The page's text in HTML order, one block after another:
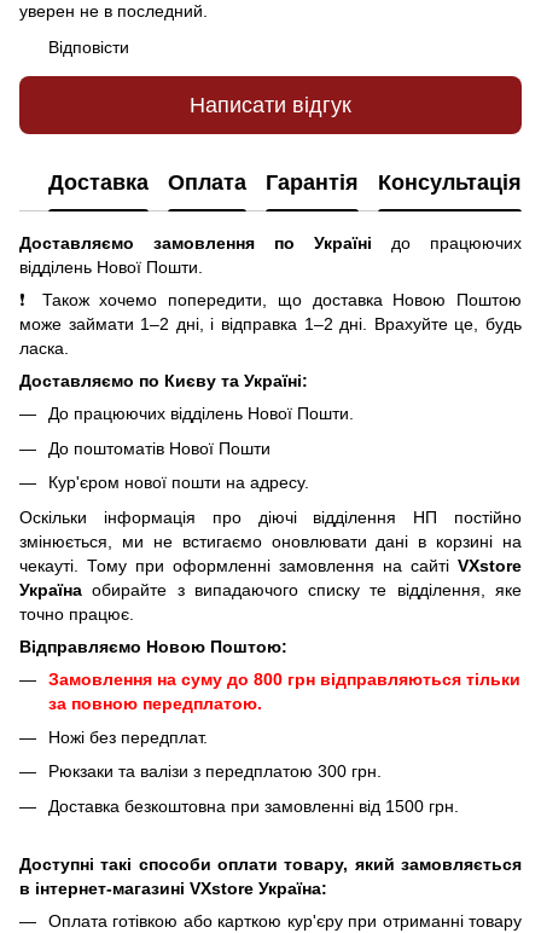
уверен не в последний.
Відповісти
Написати відгук
Доставка Оплата Гарантія Консультація
Доставляємо замовлення по Україні
до працюючих
відділень Нової Пошти.
❗ Також хочемо попередити, що доставка Новою Поштою
може займати 1–2 дні, і відправка 1–2 дні. Врахуйте це, будь
ласка.
Доставляємо по Києву та Україні:
До працюючих відділень Нової Пошти.
До поштоматів Нової Пошти
Кур'єром нової пошти на адресу.
Оскільки інформація про діючі відділення НП постійно
змінюється, ми не встигаємо оновлювати дані в корзині на
чекауті. Тому при оформленні замовлення на сайті VXstore
Україна обирайте з випадаючого списку те відділення, яке
точно працює.
Відправляємо Новою Поштою:
Замовлення на суму до 800 грн відправляються тільки
за повною передплатою.
Ножі без передплат.
Рюкзаки та валізи з передплатою 300 грн.
Доставка безкоштовна при замовленні від 1500 грн.
Доступні такі способи оплати товару, який замовляється
в інтернет-магазині VXstore Україна:
Оплата готівкою або карткою кур'єру при отриманні товару